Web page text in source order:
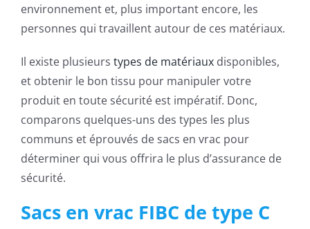
environnement et, plus important encore, les
personnes qui travaillent autour de ces matériaux.
Il existe plusieurs types de matériaux disponibles,
et obtenir le bon tissu pour manipuler votre
produit en toute sécurité est impératif. Donc,
comparons quelques-uns des types les plus
communs et éprouvés de sacs en vrac pour
déterminer qui vous offrira le plus d’assurance de
sécurité.
Sacs en vrac FIBC de type C